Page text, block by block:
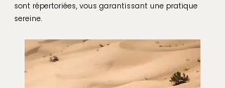
sont répertoriées, vous garantissant une pratique
sereine.